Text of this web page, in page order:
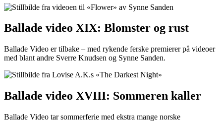
Ballade video XIX: Blomster og rust
Ballade Video er tilbake – med rykende ferske premierer på videoer
med blant andre Sverre Knudsen og Synne Sanden.
Ballade video XVIII: Sommeren kaller
Ballade Video tar sommerferie med ekstra mange norske